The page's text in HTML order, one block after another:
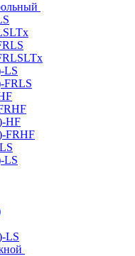
LS
HF
LS
LS